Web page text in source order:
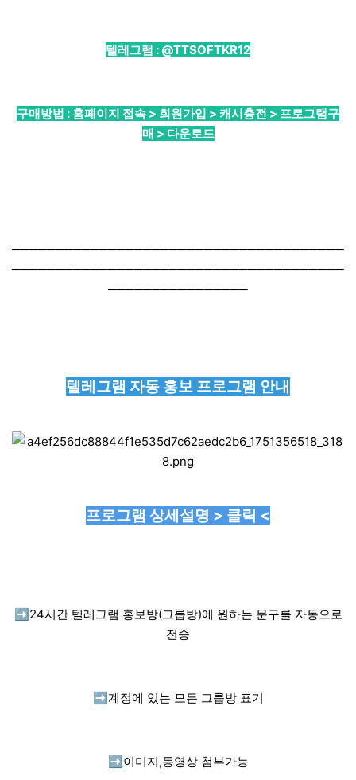
텔레그램 : @TTSOFTKR12
구매방법 : 홈페이지 접속 > 회원가입 > 캐시충전 > 프로그램구
매 > 다운로드
──────────────────────────────────────
──────────────────────────────────────
────────────────
텔레그램 자동 홍보 프로그램 안내
프로그램 상세설명 > 클릭 <
➡️ 24시간 텔레그램 홍보방(그룹방)에 원하는 문구를 자동으로
전송
➡️ 계정에 있는 모든 그룹방 표기
➡️ 이미지,동영상 첨부가능